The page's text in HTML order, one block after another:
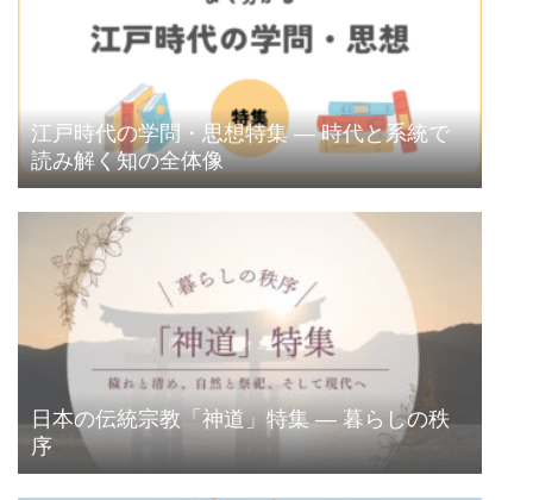
江戸時代の学問・思想特集 ― 時代と系統で
読み解く知の全体像
日本の伝統宗教「神道」特集 ― 暮らしの秩
序